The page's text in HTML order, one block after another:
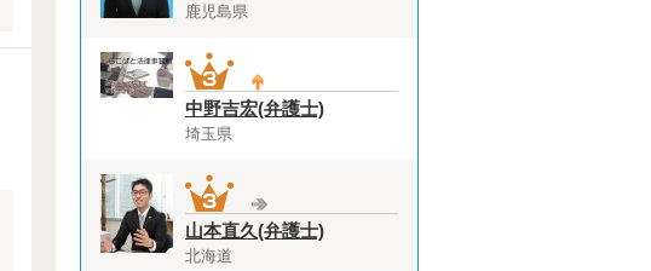
鹿児島県
中野吉宏(弁護士)
埼玉県
山本直久(弁護士)
北海道